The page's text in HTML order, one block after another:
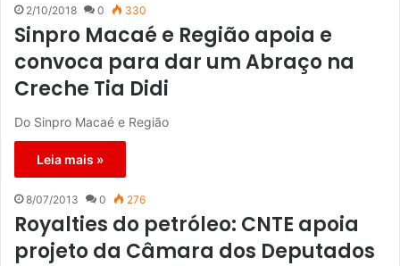
2/10/2018 0 330
Sinpro Macaé e Região apoia e
convoca para dar um Abraço na
Creche Tia Didi
Do Sinpro Macaé e Região
Leia mais »
8/07/2013 0 276
Royalties do petróleo: CNTE apoia
projeto da Câmara dos Deputados